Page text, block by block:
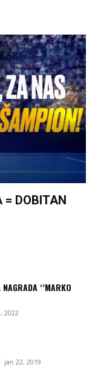
= DOBITAN
‘’MARKO
2022
- jan 22, 2019